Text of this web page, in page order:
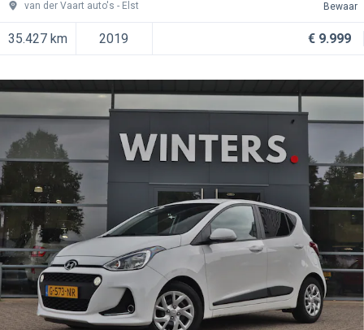
van der Vaart auto's
Elst Bewaar
35.427 km 2019 € 9.999